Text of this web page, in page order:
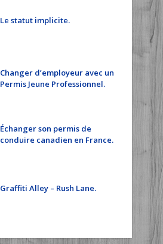
Le statut implicite.
Changer d’employeur avec un
Permis Jeune Professionnel.
Échanger son permis de
conduire canadien en France.
Graffiti Alley – Rush Lane.